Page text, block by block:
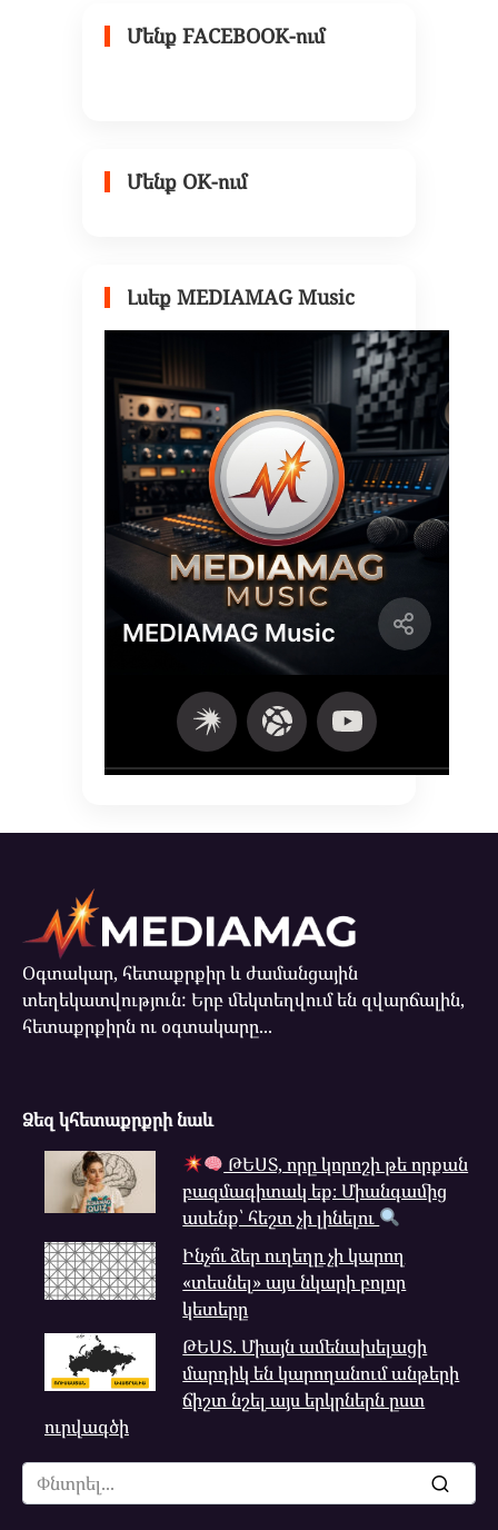
Մենք FACEBOOK-ում
Մենք OK-ում
Լսեք MEDIAMAG Music
Օգտակար, հետաքրքիր և ժամանցային
տեղեկատվություն: Երբ մեկտեղվում են զվարճալին,
հետաքրքիրն ու օգտակարը...
Ձեզ կհետաքրքրի նաև
ԹԵՍՏ, որը կորոշի թե որքան
բազմագիտակ եք։ Միանգամից
ասենք՝ հեշտ չի լինելու
Ինչո՞ւ ձեր ուղեղը չի կարող
«տեսնել» այս նկարի բոլոր
կետերը
ԹԵՍՏ. Միայն ամենախելացի
մարդիկ են կարողանում անթերի
ճիշտ նշել այս երկրներն ըստ
ուրվագծի
Search
for: